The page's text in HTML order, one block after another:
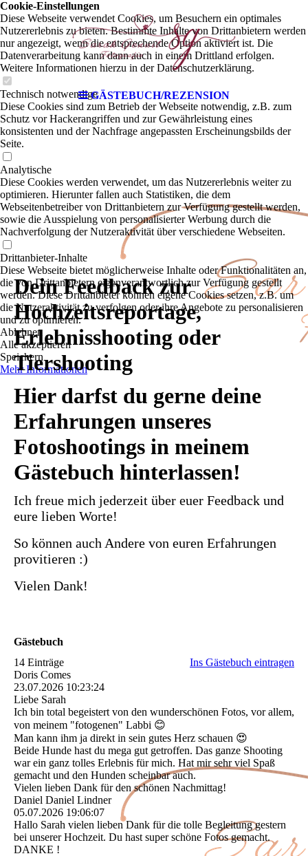
GÄSTEBUCH/REZENSION
afin mit
Herz
Dein Feedback zur
Hochzeitsreportage,
Erlebnisshooting oder
Tiershooting
Hier darfst du gerne deine
Erfahrungen unseres
Fotoshootings in meinem
Gästebuch hinterlassen!
Ich freue mich jederzeit über euer Feedback und
eure lieben Worte!
So können auch Andere von euren Erfahrungen
provitieren :)
Vielen Dank!
Gästebuch
14 Einträge
Ins Gästebuch eintragen
Doris Comes
23.07.2026 10:23:24
Liebe Sarah
Ich bin total begeistert von den wunderschönen Fotos, vor allem,
von meinem "fotogenen" Labbi 😊
Man kann ihm ja direkt in sein gutes Herz schauen 😍
Beide Hunde hast du mega gut getroffen. Das ganze Shooting
war ein ganz tolles Erlebnis für mich. Hat mir sehr viel Spaß
gemacht und den Hunden scheinbar auch.
Vielen lieben Dank für den schönen Nachmittag!
Daniel Daniel Lindner
05.07.2026 19:06:07
Hallo Sarah vielen lieben Dank für die tolle Begleitung gestern
bei unserer Hochzeit. Du hast super schöne Fotos gemacht.
DANKE !
Cookie-Einstellungen
Diese Webseite verwendet Cookies, um Besuchern ein optimales
Nutzererlebnis zu bieten. Bestimmte Inhalte von Drittanbietern werden
nur angezeigt, wenn die entsprechende Option aktiviert ist. Die
Datenverarbeitung kann dann auch in einem Drittland erfolgen.
Weitere Informationen hierzu in der Datenschutzerklärung.
Technisch notwendige
Diese Cookies sind zum Betrieb der Webseite notwendig, z.B. zum
Schutz vor Hackerangriffen und zur Gewährleistung eines
konsistenten und der Nachfrage angepassten Erscheinungsbilds der
Seite.
Analytische
Diese Cookies werden verwendet, um das Nutzererlebnis weiter zu
optimieren. Hierunter fallen auch Statistiken, die dem
Webseitenbetreiber von Drittanbietern zur Verfügung gestellt werden,
sowie die Ausspielung von personalisierter Werbung durch die
Nachverfolgung der Nutzeraktivität über verschiedene Webseiten.
Drittanbieter-Inhalte
Diese Webseite bietet möglicherweise Inhalte oder Funktionalitäten an,
die von Drittanbietern eigenverantwortlich zur Verfügung gestellt
werden. Diese Drittanbieter können eigene Cookies setzen, z.B. um
die Nutzeraktivität zu verfolgen oder ihre Angebote zu personalisieren
und zu optimieren.
Ablehnen
Alle akzeptieren
Speichern
Mehr Informationen